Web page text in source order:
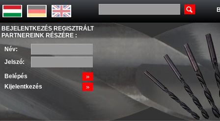
BEJELENTKEZÉS REGISZTRÁLT
PARTNEREINK RÉSZÉRE :
Név:
Jelszó:
Belépés »
Kijelentkezés »